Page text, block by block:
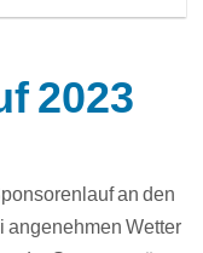
2023
an den
angenehmen Wetter